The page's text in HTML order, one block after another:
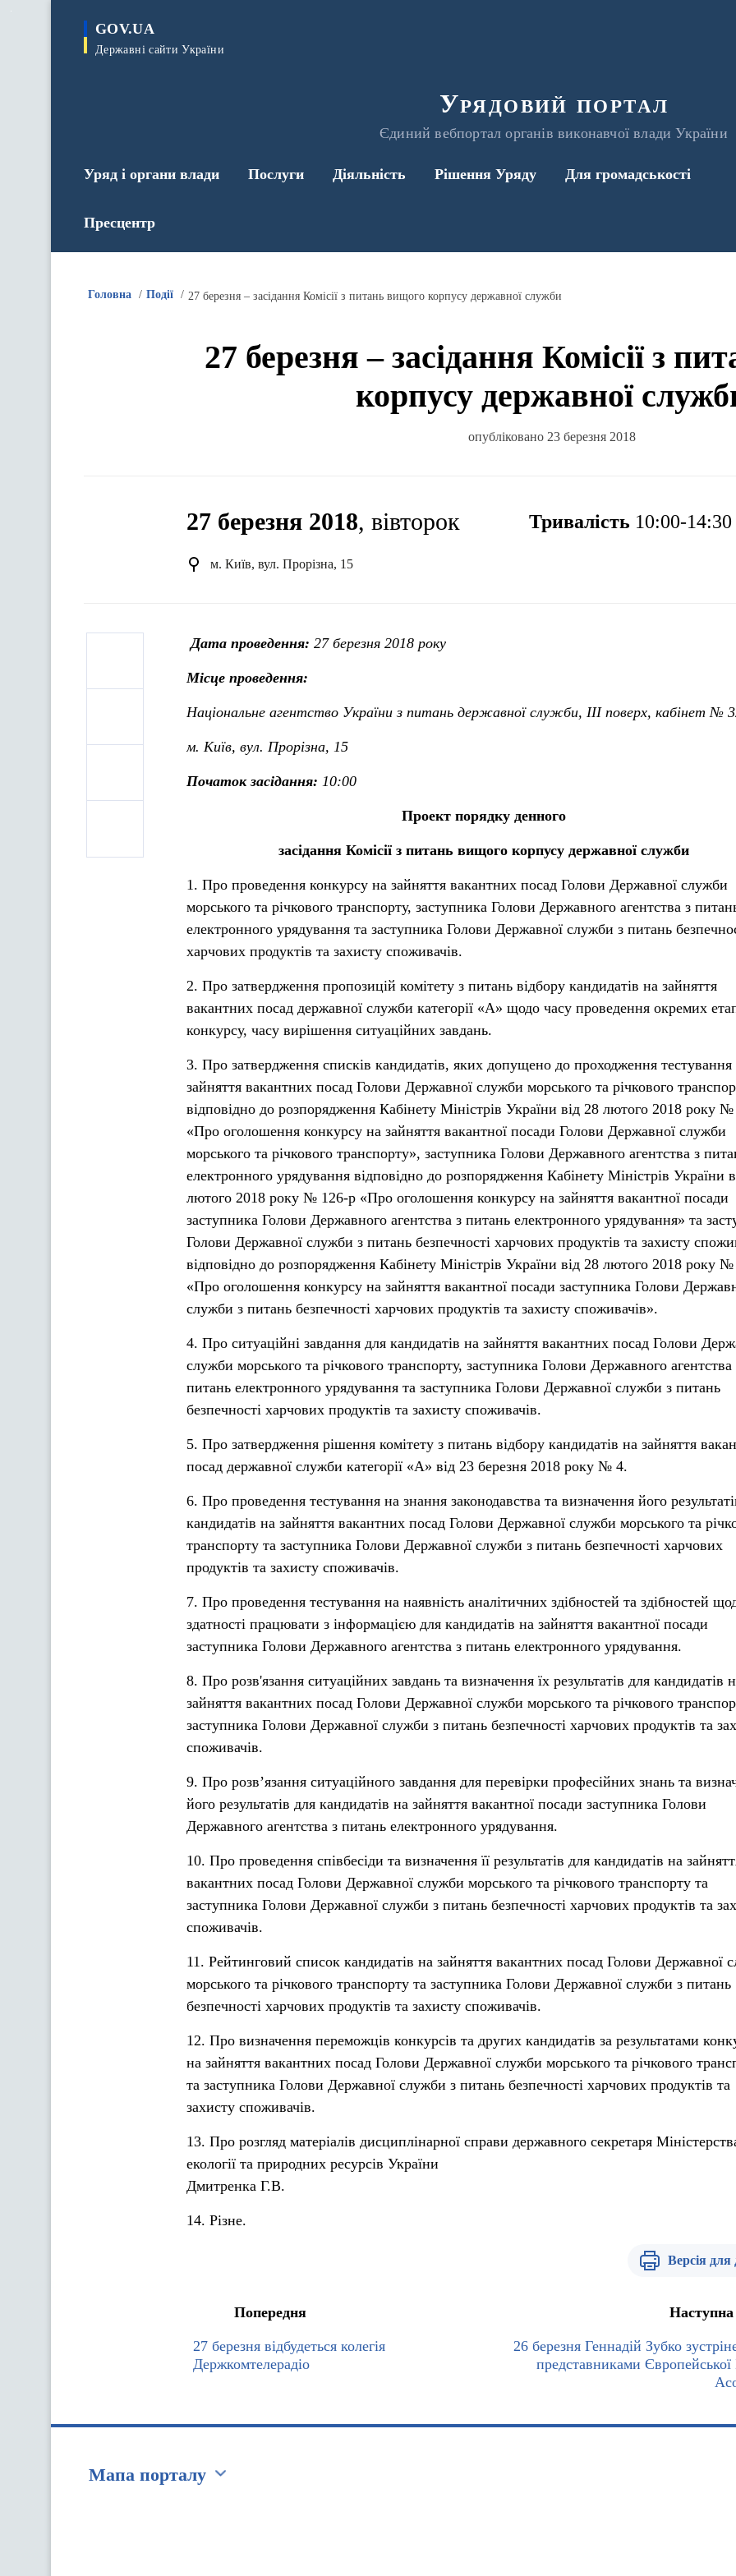
GOV.UA
Державні сайти України
Урядовий портал
Єдиний вебпортал органів виконавчої влади України
Уряд і органи влади Послуги Діяльність Рішення Уряду Для громадськості
Пресцентр
Головна Події 27 березня – засідання Комісії з питань вищого корпусу державної служби
27 березня – засідання Комісії з
корпусу державної
опубліковано 23 березня 2018
27 березня 2018, вівторок Тривалість 10:00-14:30
м. Київ, вул. Прорізна, 15
Дата проведення: 27березня 2018 року
Місце проведення:
Національне агентство України з питань державної служби, IІІ поверх, кабінет №
м. Київ, вул. Прорізна, 15
Початок засідання: 10:00
Проект порядку денного
засідання Комісії з питань вищого корпусу державної служби
1. Про проведення конкурсу на зайняття вакантних посад Голови Державної служби
морського та річкового транспорту, заступника Голови Державного агентства з
електронного урядування та заступника Голови Державної служби з питань
харчових продуктів та захисту споживачів.
2. Про затвердження пропозицій комітету з питань відбору кандидатів на зайняття
вакантних посад державної служби категорії «А» щодо часу проведення окремих
конкурсу, часу вирішення ситуаційних завдань.
3. Про затвердження списків кандидатів, яких допущено до проходження тестування
зайняття вакантних посад Голови Державної служби морського та річкового
відповідно до розпорядження Кабінету Міністрів України від 28 лютого 2018 року
«Про оголошення конкурсу на зайняття вакантної посади Голови Державної служби
морського та річкового транспорту», заступника Голови Державного агентства з
електронного урядування відповідно до розпорядження Кабінету Міністрів України
лютого 2018 року № 126-р «Про оголошення конкурсу на зайняття вакантної посади
заступника Голови Державного агентства з питань електронного урядування» та
Голови Державної служби з питань безпечності харчових продуктів та захисту
відповідно до розпорядження Кабінету Міністрів України від 28 лютого 2018 року
«Про оголошення конкурсу на зайняття вакантної посади заступника Голови
служби з питань безпечності харчових продуктів та захисту споживачів».
4. Про ситуаційні завдання для кандидатів на зайняття вакантних посад Голови
служби морського та річкового транспорту, заступника Голови Державного агентства
питань електронного урядування та заступника Голови Державної служби з питань
безпечності харчових продуктів та захисту споживачів.
5. Про затвердження рішення комітету з питань відбору кандидатів на зайняття
посад державної служби категорії «А» від 23 березня 2018 року № 4.
6. Про проведення тестування на знання законодавства та визначення його
кандидатів на зайняття вакантних посад Голови Державної служби морського та
транспорту та заступника Голови Державної служби з питань безпечності харчових
продуктів та захисту споживачів.
7. Про проведення тестування на наявність аналітичних здібностей та здібностей
здатності працювати з інформацією для кандидатів на зайняття вакантної посади
заступника Голови Державного агентства з питань електронного урядування.
8. Про розв'язання ситуаційних завдань та визначення їх результатів для кандидатів
зайняття вакантних посад Голови Державної служби морського та річкового
заступника Голови Державної служби з питань безпечності харчових продуктів та
споживачів.
9. Про розв’язання ситуаційного завдання для перевірки професійних знань та
його результатів для кандидатів на зайняття вакантної посади заступника Голови
Державного агентства з питань електронного урядування.
10. Про проведення співбесіди та визначення її результатів для кандидатів на
вакантних посад Голови Державної служби морського та річкового транспорту та
заступника Голови Державної служби з питань безпечності харчових продуктів та
споживачів.
11. Рейтинговий список кандидатів на зайняття вакантних посад Голови Державної
морського та річкового транспорту та заступника Голови Державної служби з питань
безпечності харчових продуктів та захисту споживачів.
12. Про визначення переможців конкурсів та других кандидатів за результатами
на зайняття вакантних посад Голови Державної служби морського та річкового
та заступника Голови Державної служби з питань безпечності харчових продуктів та
захисту споживачів.
13. Про розгляд матеріалів дисциплінарної справи державного секретаря
екології та природних ресурсів України
Дмитренка Г.В.
14. Різне.
Версія для
Попередня
27 березня відбудеться колегія
Держкомтелерадіо
Наступна
26 березня Геннадій Зубко
представниками Європейської
Мапа порталу